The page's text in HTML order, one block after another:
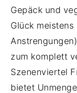
Gepäck und
Glück
zum komplett
Szenenviertel
bietet